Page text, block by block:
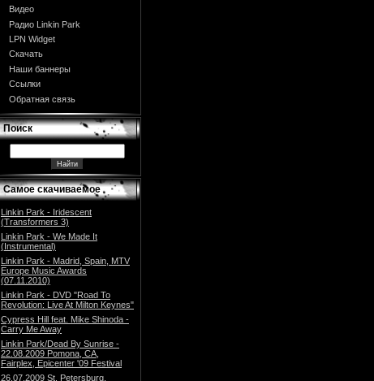
Видео
Радио Linkin Park
LPN Widget
Скачать
Наши баннеры
Ссылки
Обратная связь
Поиск
Самое скачиваемое
Linkin Park - Iridescent
(Transformers 3)
Linkin Park - We Made It
(Instrumental)
Linkin Park - Madrid, Spain, MTV
Europe Music Awards
(07.11.2010)
Linkin Park - DVD "Road To
Revolution: Live At Milton Keynes"
Cypress Hill feat. Mike Shinoda -
Carry Me Away
Linkin Park/Dead By Sunrise -
22.08.2009 Pomona, CA,
Fairplex, Epicenter '09 Festival
26.07.2009 St. Petersburg,